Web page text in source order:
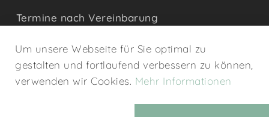
Termine nach Vereinbarung
Um unsere Webseite für Sie optimal zu
gestalten und fortlaufend verbessern zu können,
verwenden wir Cookies. Mehr Informationen